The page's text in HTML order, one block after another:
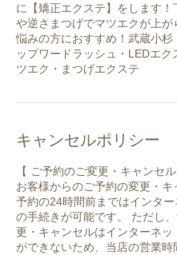
に【矯正エクステ】をします！
や逆さまつげでマツエクが上が
悩みの方におすすめ！武蔵小杉
ップワードラッシュ・LEDエク
ツエク・まつげエクステ
キャンセルポリシー
【 ご予約のご変更・キャンセル
お客様からのご予約の変更・キ
予約の24時間前まではインタ
の手続きが可能です。 ただし
更・キャンセルはインターネッ
ができないため、当店の営業時